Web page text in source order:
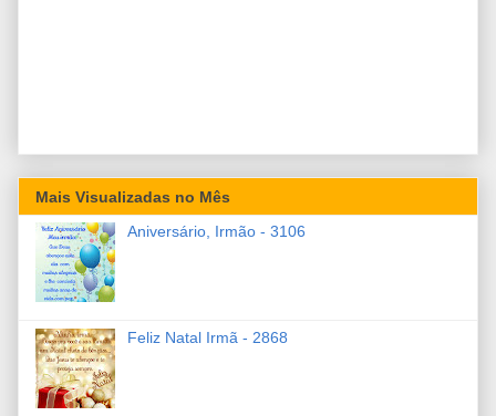
Mais Visualizadas no Mês
Aniversário, Irmão - 3106
Feliz Natal Irmã - 2868